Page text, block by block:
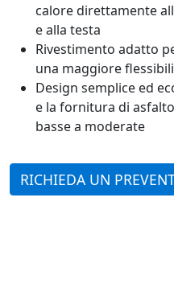
calore direttamente
e alla testa
Rivestimento adatto
una maggiore
Design semplice ed
e la fornitura di
basse a moderate
RICHIEDA UN